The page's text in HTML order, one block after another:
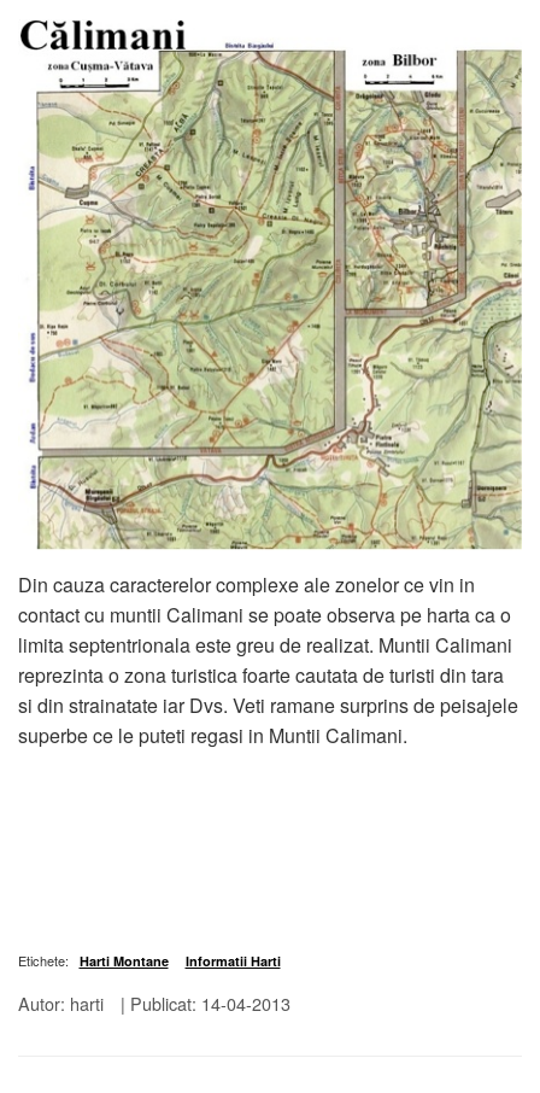
Din cauza caracterelor complexe ale zonelor ce vin in
contact cu muntii Calimani se poate observa pe harta ca o
limita septentrionala este greu de realizat. Muntii Calimani
reprezinta o zona turistica foarte cautata de turisti din tara
si din strainatate iar Dvs. Veti ramane surprins de peisajele
superbe ce le puteti regasi in Muntii Calimani.
Etichete: Harti Montane Informatii Harti
Autor: harti | Publicat: 14-04-2013